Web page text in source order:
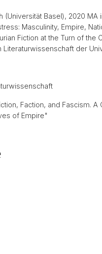
Basel), 2020
: Masculinity, Empire,
Fiction at the Turn of
der
Faction, and Fascism.
of Empire"